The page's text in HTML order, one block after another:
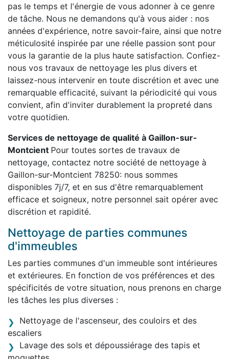
pas le temps et l'énergie de vous adonner à ce genre
de tâche. Nous ne demandons qu'à vous aider : nos
années d'expérience, notre savoir-faire, ainsi que notre
méticulosité inspirée par une réelle passion sont pour
vous la garantie de la plus haute satisfaction. Confiez-
nous vos travaux de nettoyage les plus divers et
laissez-nous intervenir en toute discrétion et avec une
remarquable efficacité, suivant la périodicité qui vous
convient, afin d'inviter durablement la propreté dans
votre quotidien.
Services de nettoyage de qualité à Gaillon-sur-
Montcient Pour toutes sortes de travaux de
nettoyage, contactez notre société de nettoyage à
Gaillon-sur-Montcient 78250: nous sommes
disponibles 7j/7, et en sus d'être remarquablement
efficace et soigneux, notre personnel sait opérer avec
discrétion et rapidité.
Nettoyage de parties communes
d'immeubles
Les parties communes d'un immeuble sont intérieures
et extérieures. En fonction de vos préférences et des
spécificités de votre situation, nous prenons en charge
les tâches les plus diverses :
Nettoyage de l'ascenseur, des couloirs et des
escaliers
Lavage des sols et dépoussiérage des tapis et